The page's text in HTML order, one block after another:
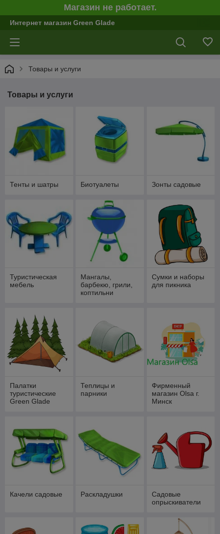
Магазин не работает.
Интернет магазин Green Glade
Товары и услуги
Товары и услуги
Тенты и шатры Биотуалеты Зонты садовые
Туристическая
мебель
Мангалы,
барбекю, грили,
коптильни
Сумки и наборы
для пикника
Палатки
туристические
Green Glade
Теплицы и
парники
Фирменный
магазин Olsa г.
Минск
Качели садовые Раскладушки
Садовые
опрыскиватели